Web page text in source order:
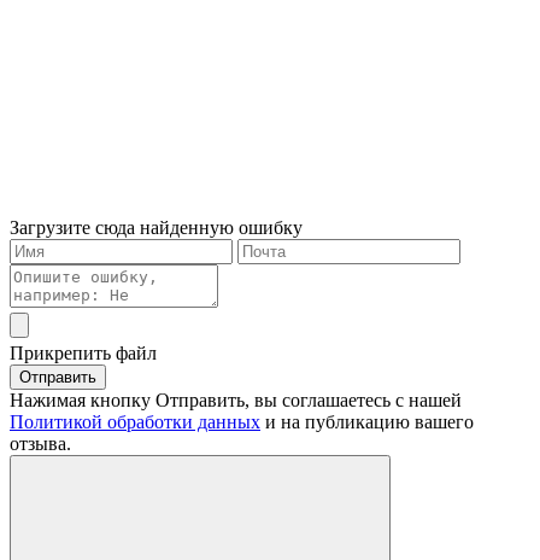
Загрузите сюда найденную ошибку
Прикрепить файл
Отправить
Нажимая кнопку Отправить, вы соглашаетесь с нашей
Политикой обработки данных и на публикацию вашего
отзыва.